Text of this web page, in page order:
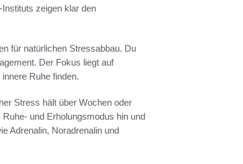
zeigen klar den
für natürlichen Stressabbau. Du
Der Fokus liegt auf
Ruhe finden.
Stress hält über Wochen oder
und Erholungsmodus hin und
Adrenalin, Noradrenalin und